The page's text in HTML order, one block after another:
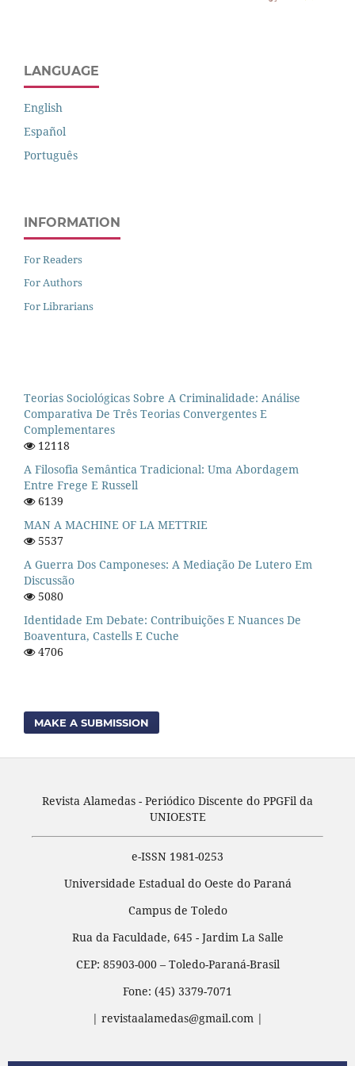
LANGUAGE
English
Español
Português
INFORMATION
For Readers
For Authors
For Librarians
Teorias Sociológicas Sobre A Criminalidade: Análise
Comparativa De Três Teorias Convergentes E
Complementares
12118
A Filosofia Semântica Tradicional: Uma Abordagem
Entre Frege E Russell
6139
MAN A MACHINE OF LA METTRIE
5537
A Guerra Dos Camponeses: A Mediação De Lutero Em
Discussão
5080
Identidade Em Debate: Contribuições E Nuances De
Boaventura, Castells E Cuche
4706
MAKE A SUBMISSION
Revista Alamedas - Periódico Discente do PPGFil da
UNIOESTE
e-ISSN 1981-0253
Universidade Estadual do Oeste do Paraná
Campus de Toledo
Rua da Faculdade, 645 - Jardim La Salle
CEP: 85903-000 – Toledo-Paraná-Brasil
Fone: (45) 3379-7071
| revistaalamedas@gmail.com |